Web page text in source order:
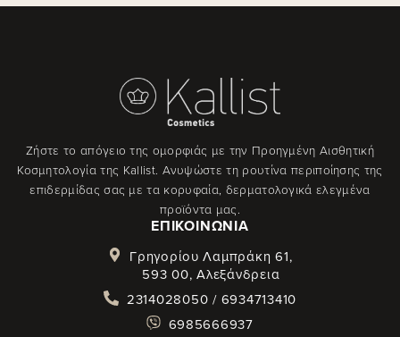
Ζήστε το απόγειο της ομορφιάς με την Προηγμένη Αισθητική
Κοσμητολογία της Kallist. Ανυψώστε τη ρουτίνα περιποίησης της
επιδερμίδας σας με τα κορυφαία, δερματολογικά ελεγμένα
προϊόντα μας.
ΕΠΙΚΟΙΝΩΝΊΑ
Γρηγορίου Λαμπράκη 61,
593 00, Αλεξάνδρεια
2314028050 / 6934713410
6985666937